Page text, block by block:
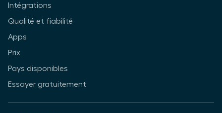
Intégrations
Qualité et fiabilité
Apps
Prix
Pays disponibles
Essayer gratuitement